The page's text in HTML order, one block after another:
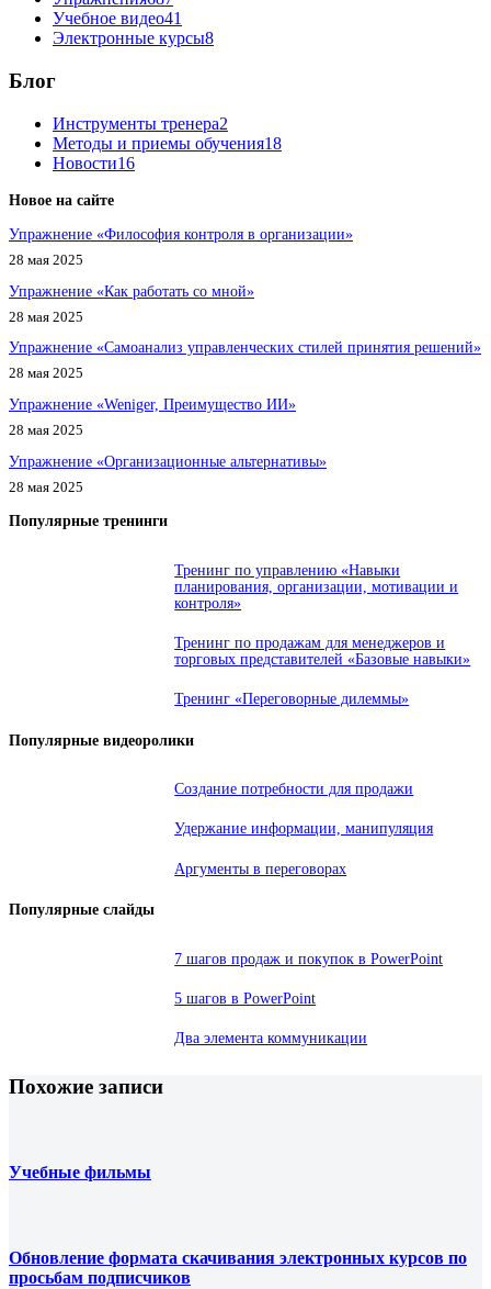
Учебное видео41
Электронные курсы8
Блог
Инструменты тренера2
Методы и приемы обучения18
Новости16
Новое на сайте
Упражнение «Философия контроля в организации»
28 мая 2025
Упражнение «Как работать со мной»
28 мая 2025
Упражнение «Самоанализ управленческих стилей принятия решений»
28 мая 2025
Упражнение «Weniger, Преимущество ИИ»
28 мая 2025
Упражнение «Организационные альтернативы»
28 мая 2025
Популярные тренинги
Тренинг по управлению «Навыки
планирования, организации, мотивации и
контроля»
Тренинг по продажам для менеджеров и
торговых представителей «Базовые навыки»
Тренинг «Переговорные дилеммы»
Популярные видеоролики
Создание потребности для продажи
Удержание информации, манипуляция
Аргументы в переговорах
Популярные слайды
7 шагов продаж и покупок в PowerPoint
5 шагов в PowerPoint
Два элемента коммуникации
Похожие записи
Учебные фильмы
Обновление формата скачивания электронных курсов по
просьбам подписчиков